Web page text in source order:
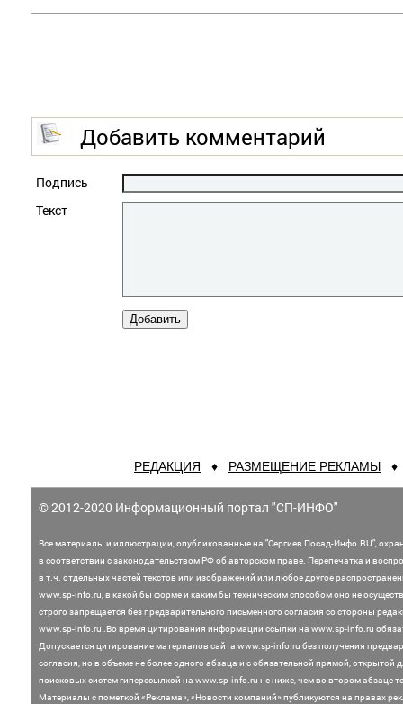
Добавить комментарий
Подпись
Текст
РЕДАКЦИЯ ♦ РАЗМЕЩЕНИЕ РЕКЛАМЫ
© 2012-2020 Информационный портал "СП-ИНФО"
Все материалы и иллюстрации,опубликованные на "Сергиев Посад-Инфо.RU",
в соответствии с законодательством РФ об авторском праве. Перепечатка и
в т.ч. отдельных частей текстов или изображений или любое другое
www.sp-info.ru, в какой бы форме и каким бы техническим способом оно не
строго запрещается без предварительного письменного согласия со стороны
www.sp-info.ru .Во время цитирования информации ссылки на www.sp-info.ru
Допускается цитирование материалов сайта www.sp-info.ru без получения
согласия, но в объеме не более одного абзаца и с обязательной прямой, открытой
поисковых систем гиперссылкой на www.sp-info.ru не ниже, чем во втором абзаце
Материалы с пометкой «Реклама», «Новости компаний» публикуются на правах